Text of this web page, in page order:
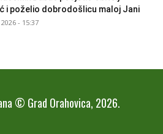
i poželio dobrodošlicu maloj Jani
- 15:37
© Grad Orahovica, 2026.